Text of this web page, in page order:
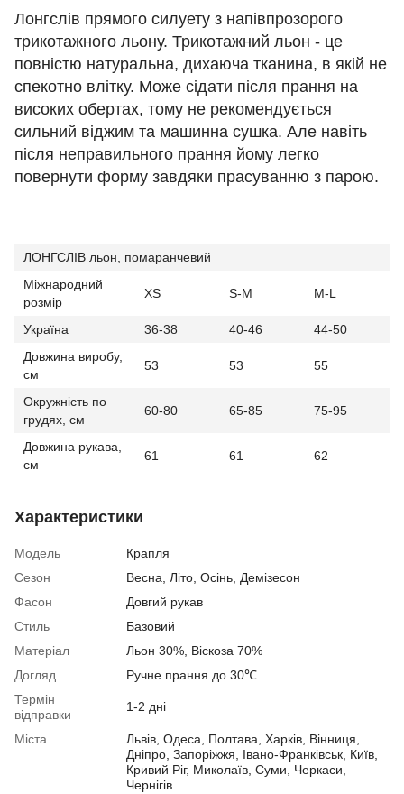
Лонгслів прямого силуету з напівпрозорого
трикотажного льону. Трикотажний льон - це
повністю натуральна, дихаюча тканина, в якій не
спекотно влітку. Може сідати після прання на
високих обертах, тому не рекомендується
сильний віджим та машинна сушка. Але навіть
після неправильного прання йому легко
повернути форму завдяки прасуванню з парою.
ЛОНГСЛІВ льон, помаранчевий
Міжнародний
розмір
XS S-M M-L
Україна 36-38 40-46
44-50
Довжина виробу,
см
53 53 55
Окружність по
грудях, см
60-80 65-85 75-95
Довжина рукава,
см
61 61 62
Характеристики
Модель
Крапля
Сезон
Весна Літо Осінь Демізесон
Фасон
Довгий рукав
Стиль
Базовий
Матеріал
Льон 30%, Віскоза 70%
Догляд
Ручне прання до 30℃
Термін
відправки
1-2 дні
Міста
Львів, Одеса, Полтава, Харків, Вінниця,
Дніпро, Запоріжжя, Івано-Франківськ, Київ,
Кривий Ріг, Миколаїв, Суми, Черкаси,
Чернігів